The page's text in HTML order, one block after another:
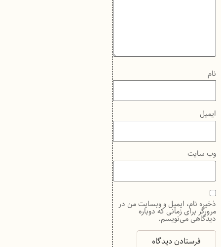
نام
ایمیل
وب‌ سایت
ذخیره نام، ایمیل و وبسایت من در
مرورگر برای زمانی که دوباره
دیدگاهی می‌نویسم.